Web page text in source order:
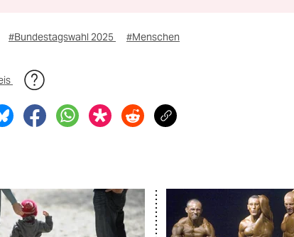
#Bundestagswahl 2025 #Menschen